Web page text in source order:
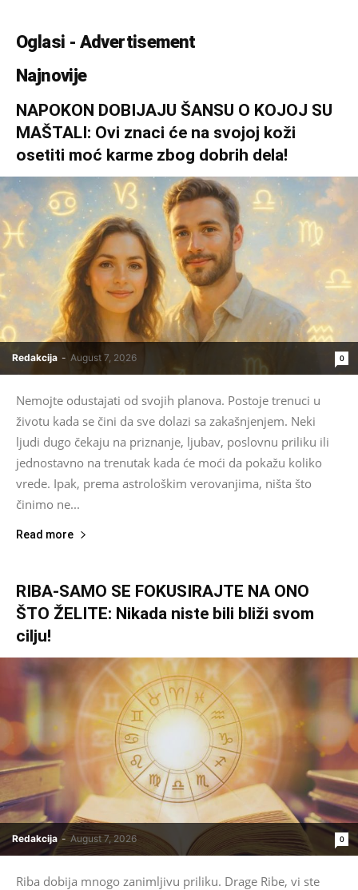
Oglasi - Advertisement
Najnovije
NAPOKON DOBIJAJU ŠANSU O KOJOJ SU
MAŠTALI: Ovi znaci će na svojoj koži
osetiti moć karme zbog dobrih dela!
Redakcija - August 7, 2026 0
Nemojte odustajati od svojih planova. Postoje trenuci u
životu kada se čini da sve dolazi sa zakašnjenjem. Neki
ljudi dugo čekaju na priznanje, ljubav, poslovnu priliku ili
jednostavno na trenutak kada će moći da pokažu koliko
vrede. Ipak, prema astrološkim verovanjima, ništa što
činimo ne...
Read more
RIBA-SAMO SE FOKUSIRAJTE NA ONO
ŠTO ŽELITE: Nikada niste bili bliži svom
cilju!
Redakcija - August 7, 2026 0
Riba dobija mnogo zanimljivu priliku. Drage Ribe, vi ste